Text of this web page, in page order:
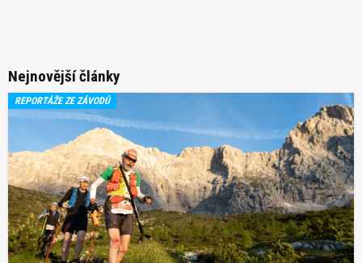
Nejnovější články
REPORTÁŽE ZE ZÁVODŮ